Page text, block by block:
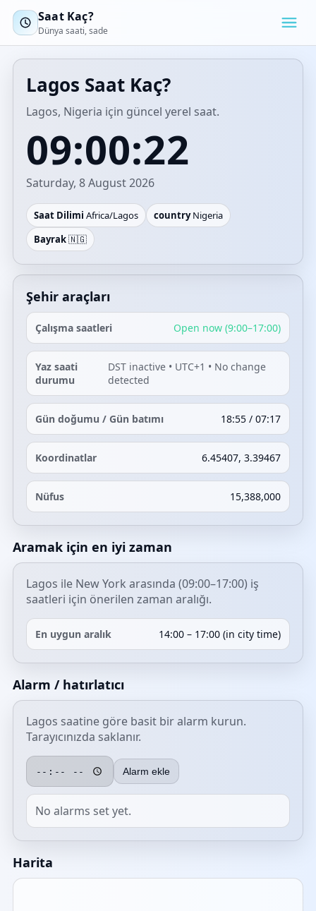
Saat Kaç?
Dünya saati, sade
Lagos Saat Kaç?
Lagos, Nigeria için güncel yerel saat.
09:00:22
Saturday, 8 August 2026
Saat Dilimi Africa/Lagos country Nigeria
Bayrak🇳🇬
Şehir araçları
Çalışma saatleri Open now (9:00–17:00)
Yaz saati
durumu
DST inactive • UTC+1 • No change
detected
Gün doğumu / Gün batımı 18:55 / 07:17
Koordinatlar 6.45407, 3.39467
Nüfus 15,388,000
Aramak için en iyi zaman
Lagos ile New York arasında (09:00–17:00) iş
saatleri için önerilen zaman aralığı.
En uygun aralık 14:00 – 17:00 (in city time)
Alarm / hatırlatıcı
Lagos saatine göre basit bir alarm kurun.
Tarayıcınızda saklanır.
Alarm ekle
No alarms set yet.
Harita